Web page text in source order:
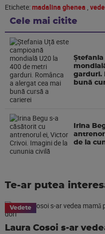
Etichete:madalina ghenea ,
Cele mai citite
Ștefania
garduri.
bună
Irina
de la
Te-ar putea
Vedete
Laura Cosoi s-ar